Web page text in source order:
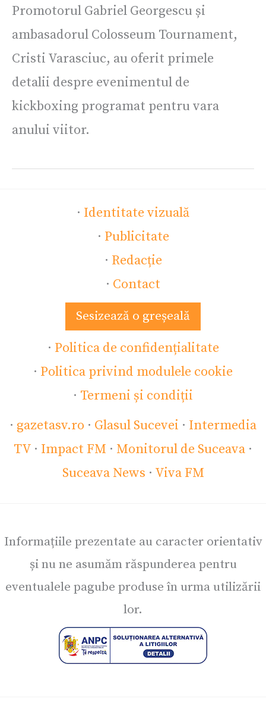
Promotorul Gabriel Georgescu și
ambasadorul Colosseum Tournament,
Cristi Varasciuc, au oferit primele
detalii despre evenimentul de
kickboxing programat pentru vara
anului viitor.
· Identitate vizuală
· Publicitate
· Redacție
· Contact
Sesizează o greșeală
· Politica de confidențialitate
· Politica privind modulele cookie
· Termeni și condiții
· gazetasv.ro · Glasul Sucevei · Intermedia
TV · Impact FM · Monitorul de Suceava ·
Suceava News · Viva FM
Informațiile prezentate au caracter orientativ
și nu ne asumăm răspunderea pentru
eventualele pagube produse în urma utilizării
lor.